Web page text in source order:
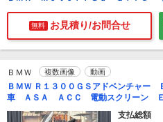
無料 お見積り/お問合せ
ＢＭＷ 複数画像 動画
ＢＭＷ Ｒ１３００ＧＳアドベンチャー
車 ＡＳＡ ＡＣＣ 電動スクリーン Ｅ
支払総額